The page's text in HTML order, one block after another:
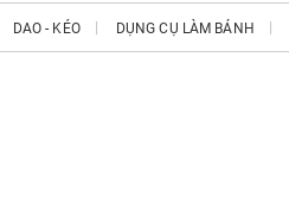
DAO - KÉO DỤNG CỤ LÀM BÁNH